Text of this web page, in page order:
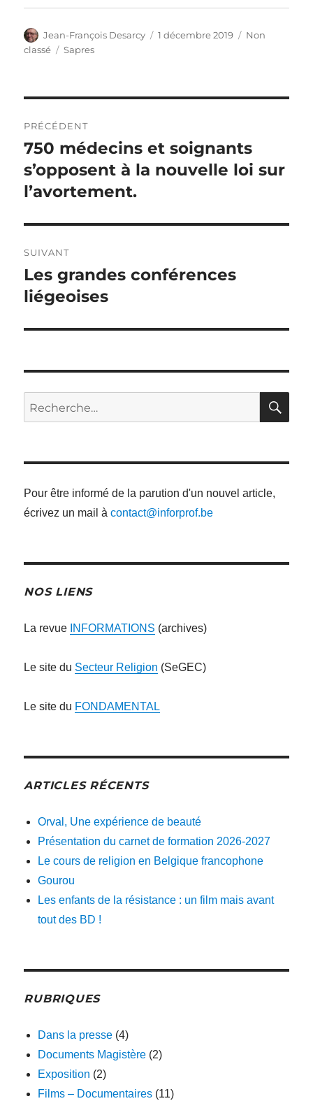
Auteur
Jean-François Desarcy
Publié
1 décembre 2019 Catégories
Non
classé
Étiquettes
Sapres
de
l’article
PRÉCÉDENT
Article
précédent :
750 médecins et soignants
s’opposent à la nouvelle loi sur
l’avortement.
SUIVANT
Article
suivant :
Les grandes conférences
liégeoises
Recherche
pour
Pour être informé de la parution d'un nouvel article,
écrivez un mail àcontact@inforprof.be
NOS LIENS
La revue INFORMATIONS (archives)
Le site du Secteur Religion (SeGEC)
Le site du FONDAMENTAL
ARTICLES RÉCENTS
Orval, Une expérience de beauté
Présentation du carnet de formation 2026-2027
Le cours de religion en Belgique francophone
Gourou
Les enfants de la résistance : un film mais avant
tout des BD !
RUBRIQUES
Dans la presse (4)
Documents Magistère (2)
Exposition (2)
Films – Documentaires (11)